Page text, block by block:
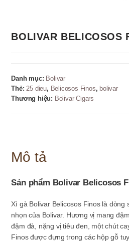
BOLIVAR BELICOSOS
Danh mục: Bolivar
Thẻ:25 dieu, Belicosos Finos, bolivar
Thương hiệu: Bolivar Cigars
Mô tả
Sản phẩm Bolivar Belicosos
Xì gà Bolivar Belicosos Finos là dòng
nhọn của Bolivar. Hương vị mang
đậm đà, nặng vị tiêu đen, một chút
Finos được đựng trong các hộp gỗ